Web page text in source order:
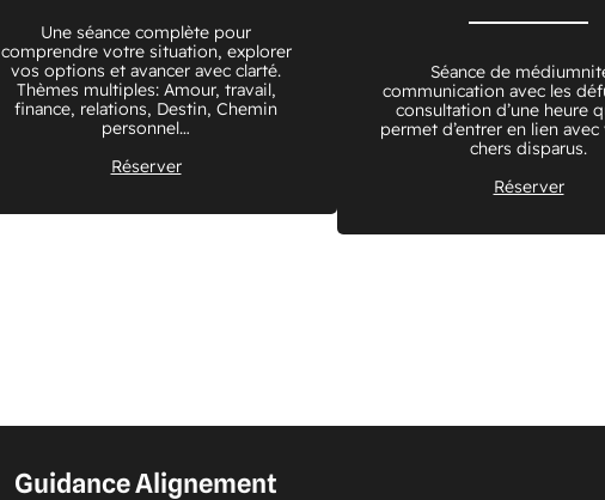
Une séance complète pour
comprendre votre situation, explorer
vos options et avancer avec clarté.
Thèmes multiples: Amour, travail,
finance, relations, Destin, Chemin
personnel…
Réserver
Séance de
communication avec les
consultation d’une heure
permet d’entrer en lien
chers disparus.
Réserver
Guidance Alignement